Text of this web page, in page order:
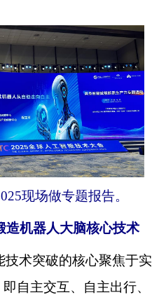
现场做专题报告。
机器人大脑核心技术
术突破的核心聚焦于实
自主交互、自主出行、